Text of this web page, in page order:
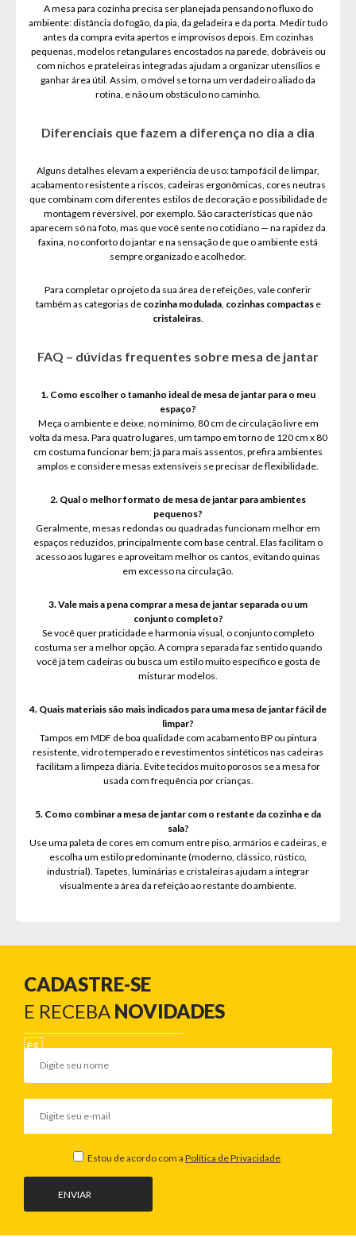
A mesa para cozinha precisa ser planejada pensando no fluxo do
ambiente: distância do fogão, da pia, da geladeira e da porta. Medir tudo
antes da compra evita apertos e improvisos depois. Em cozinhas
pequenas, modelos retangulares encostados na parede, dobráveis ou
com nichos e prateleiras integradas ajudam a organizar utensílios e
ganhar área útil. Assim, o móvel se torna um verdadeiro aliado da
rotina, e não um obstáculo no caminho.
Diferenciais que fazem a diferença no dia a dia
Alguns detalhes elevam a experiência de uso: tampo fácil de limpar,
acabamento resistente a riscos, cadeiras ergonômicas, cores neutras
que combinam com diferentes estilos de decoração e possibilidade de
montagem reversível, por exemplo. São características que não
aparecem só na foto, mas que você sente no cotidiano — na rapidez da
faxina, no conforto do jantar e na sensação de que o ambiente está
sempre organizado e acolhedor.
Para completar o projeto da sua área de refeições, vale conferir
também as categorias de cozinha modulada, cozinhas compactase
cristaleiras.
FAQ – dúvidas frequentes sobre mesa de jantar
1. Como escolher o tamanho ideal de mesa de jantar para o meu
espaço?
Meça o ambiente e deixe, no mínimo, 80 cm de circulação livre em
volta da mesa. Para quatro lugares, um tampo em torno de 120 cm x 80
cm costuma funcionar bem; já para mais assentos, prefira ambientes
amplos e considere mesas extensíveis se precisar de flexibilidade.
2. Qual o melhor formato de mesa de jantar para ambientes
pequenos?
Geralmente, mesas redondas ou quadradas funcionam melhor em
espaços reduzidos, principalmente com base central. Elas facilitam o
acesso aos lugares e aproveitam melhor os cantos, evitando quinas
em excesso na circulação.
3. Vale mais a pena comprar a mesa de jantar separada ou um
conjunto completo?
Se você quer praticidade e harmonia visual, o conjunto completo
costuma ser a melhor opção. A compra separada faz sentido quando
você já tem cadeiras ou busca um estilo muito específico e gosta de
misturar modelos.
4. Quais materiais são mais indicados para uma mesa de jantar fácil de
limpar?
Tampos em MDF de boa qualidade com acabamento BP ou pintura
resistente, vidro temperado e revestimentos sintéticos nas cadeiras
facilitam a limpeza diária. Evite tecidos muito porosos se a mesa for
usada com frequência por crianças.
5. Como combinar a mesa de jantar com o restante da cozinha e da
sala?
Use uma paleta de cores em comum entre piso, armários e cadeiras, e
escolha um estilo predominante (moderno, clássico, rústico,
industrial). Tapetes, luminárias e cristaleiras ajudam a integrar
visualmente a área da refeição ao restante do ambiente.
CADASTRE-SE
E RECEBA NOVIDADES
ENVIAR
Estou de acordo com a Política de Privacidade